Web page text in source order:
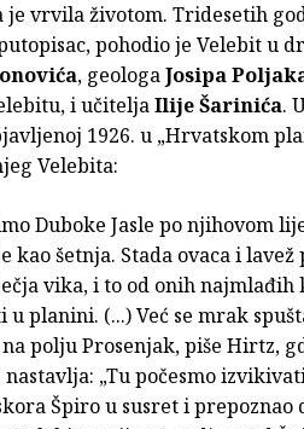
je vrvila životom. Tridesetih
pohodio je Velebit u
, geologaJosipa
i učiteljaIlije Šarinića.
1926. u „Hrvatskom
Velebita:
Duboke Jasle po njihovom
kao šetnja. Stada ovaca i lavež
vika, i to od onih najmlađih
planini. (...) Već se mrak
polju Prosenjak, piše Hirtz,
„Tu počesmo
Špiro u susret i prepoznao